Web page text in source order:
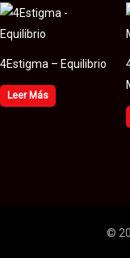
4Estigma – Equilibrio
Leer Más
©